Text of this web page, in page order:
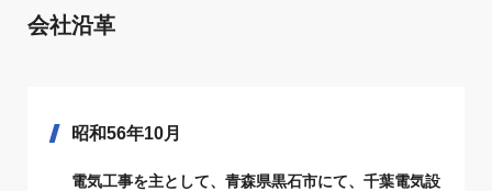
会社沿革
昭和56年10月
電気工事を主として、青森県黒石市にて、千葉電気設